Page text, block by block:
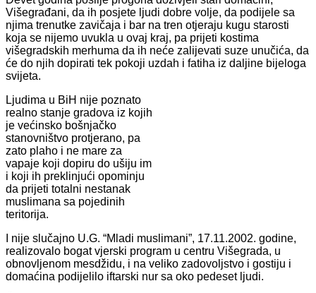
Višegrađani, da ih posjete ljudi dobre volje, da podijele sa
njima trenutke zavičaja i bar na tren otjeraju kugu starosti
koja se nijemo uvukla u ovaj kraj, pa prijeti kostima
višegradskih merhuma da ih neće zalijevati suze unučića, da
će do njih dopirati tek pokoji uzdah i fatiha iz daljine bijeloga
svijeta.
Ljudima u BiH nije poznato
realno stanje gradova iz kojih
je većinsko bošnjačko
stanovništvo protjerano, pa
zato plaho i ne mare za
vapaje koji dopiru do ušiju im
i koji ih preklinjući opominju
da prijeti totalni nestanak
muslimana sa pojedinih
teritorija.
I nije slučajno U.G. “Mladi muslimani”, 17.11.2002. godine,
realizovalo bogat vjerski program u centru Višegrada, u
obnovljenom mesdžidu, i na veliko zadovoljstvo i gostiju i
domaćina podijelilo iftarski nur sa oko pedeset ljudi.